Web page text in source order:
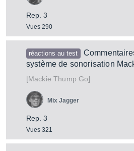
Rep. 3
Vues 290
réactions au test
système de sonorisation
[Mackie Thump Go]
Rep. 3
Vues 321
Mix Jagger